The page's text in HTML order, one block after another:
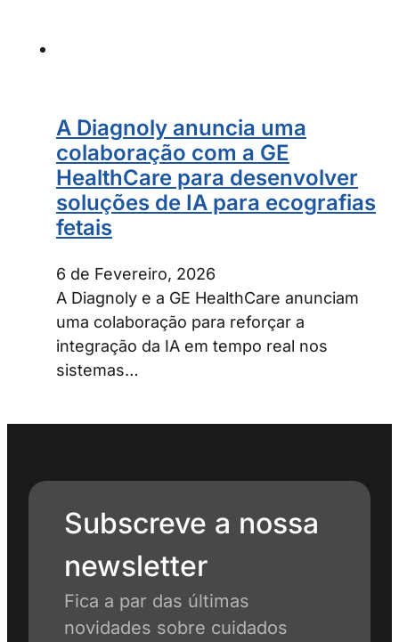
A Diagnoly anuncia uma
colaboração com a GE
HealthCare para desenvolver
soluções de IA para ecografias
fetais
6 de Fevereiro, 2026
A Diagnoly e a GE HealthCare anunciam
uma colaboração para reforçar a
integração da IA em tempo real nos
sistemas…
Subscreve a nossa
newsletter
Fica a par das últimas
novidades sobre cuidados